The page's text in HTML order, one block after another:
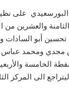
البورسعيدي على
والعشرين من
أبو السادات
مجدي ومحمد عباس
الخامسة
الى المركز